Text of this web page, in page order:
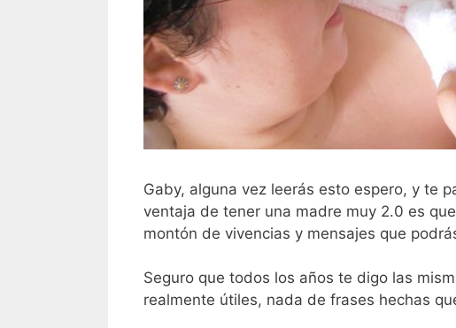
Gaby, alguna vez leerás esto espero, y te
ventaja de tener una madre muy 2.0 es
montón de vivencias y mensajes que
Seguro que todos los años te digo las
realmente útiles, nada de frases hechas